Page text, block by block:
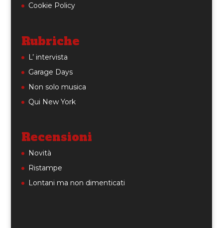
Cookie Policy
Rubriche
L’ intervista
Garage Days
Non solo musica
Qui New York
Recensioni
Novità
Ristampe
Lontani ma non dimenticati